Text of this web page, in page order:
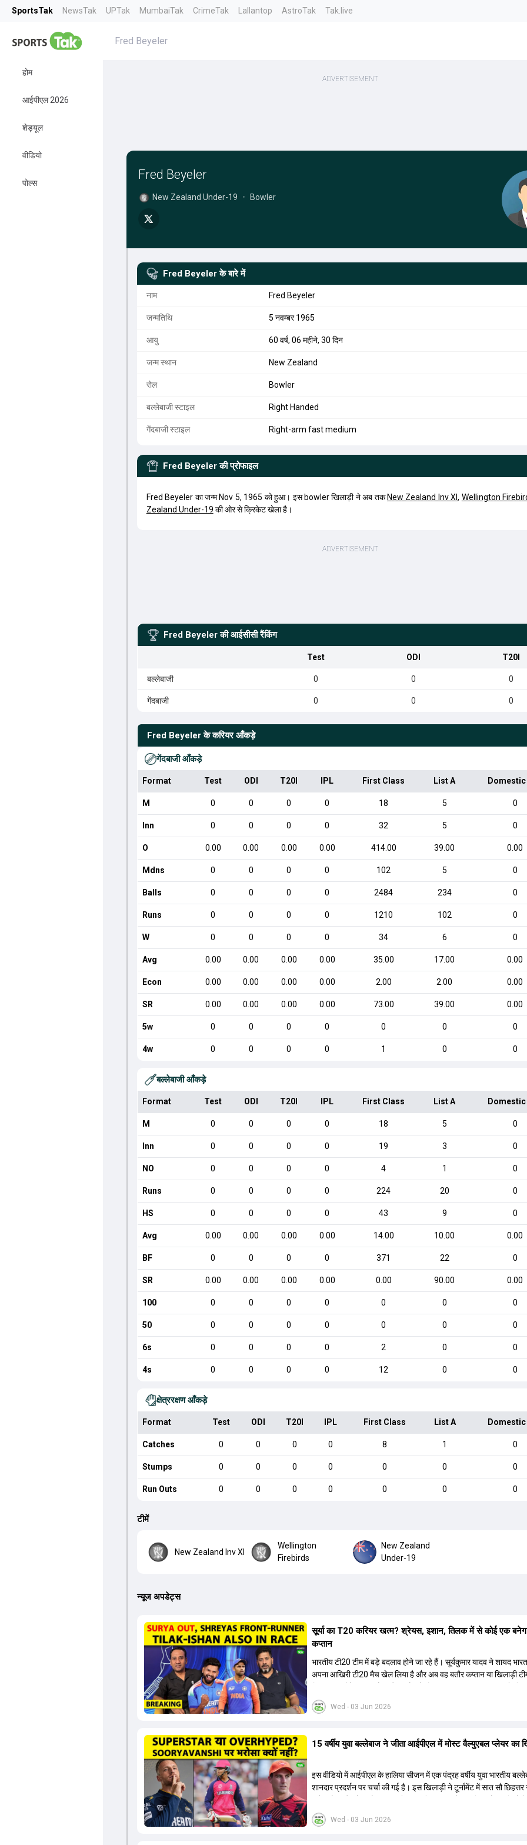
SportsTak NewsTak UPTak MumbaiTak CrimeTak Lallantop AstroTak Tak.live
होम
आईपीएल 2026
शेड्यूल
वीडियो
पोल्स
Fred Beyeler
Fred Beyeler
New Zealand Under-19 • Bowler
Fred Beyeler के बारे में
नाम Fred Beyeler
जन्मतिथि 5 नवम्बर 1965
आयु 60 वर्ष, 06 महीने, 30 दिन
जन्म स्थान New Zealand
रोल Bowler
बल्लेबाजी स्टाइल Right Handed
गेंदबाजी स्टाइल Right-arm fast medium
Fred Beyeler की प्रोफाइल
Fred Beyeler का जन्म Nov 5, 1965 को हुआ। इस bowler खिलाड़ी ने अब तक New Zealand Inv XI, Wellington
Zealand Under-19 की ओर से क्रिकेट खेला है।
Fred Beyeler की आईसीसी रैंकिंग
Test ODI T20I
बल्लेबाजी 0 0 0
गेंदबाजी 0 0 0
Fred Beyeler के करियर आँकड़े
गेंदबाजी आँकड़े
Format Test ODI T20I IPL First Class List A
M 0 0 0 0 18 5 0
Inn 0 0 0 0 32 5 0
O 0.00 0.00 0.00 0.00 414.00 39.00 0.00
Mdns 0 0 0 0 102 5 0
Balls 0 0 0 0 2484 234 0
Runs 0 0 0 0 1210 102 0
W 0 0 0 0 34 6 0
Avg 0.00 0.00 0.00 0.00 35.00 17.00 0.00
Econ 0.00 0.00 0.00 0.00 2.00 2.00 0.00
SR 0.00 0.00 0.00 0.00 73.00 39.00 0.00
5w 0 0 0 0 0 0 0
4w 0 0 0 0 1 0 0
बल्लेबाजी आँकड़े
Format Test ODI T20I IPL First Class List A
M 0 0 0 0 18 5 0
Inn 0 0 0 0 19 3 0
NO 0 0 0 0 4 1 0
Runs 0 0 0 0 224 20 0
HS 0 0 0 0 43 9 0
Avg 0.00 0.00 0.00 0.00 14.00 10.00 0.00
BF 0 0 0 0 371 22 0
SR 0.00 0.00 0.00 0.00 0.00 90.00 0.00
100 0 0 0 0 0 0 0
50 0 0 0 0 0 0 0
6s 0 0 0 0 2 0 0
4s 0 0 0 0 12 0 0
क्षेत्ररक्षण आँकड़े
Format Test ODI T20I IPL First Class List A
Catches 0 0 0 0 8 1 0
Stumps 0 0 0 0 0 0 0
Run Outs 0 0 0 0 0 0 0
टीमें
New Zealand Inv XI
Wellington
Firebirds
New Zealand
Under-19
न्यूज अपडेट्स
Wed - 03 Jun 2026
सूर्या का T20 करियर खत्म? श्रेयस, इशान, तिलक में से कोई एक
कप्तान
भारतीय टी20 टीम में बड़े बदलाव होने जा रहे हैं। सूर्यकुमार यादव ने शायद
अपना आखिरी टी20 मैच खेल लिया है और अब वह बतौर कप्तान या खिलाड़ी
की तलाश जारी है। इस रेस में श्रेयस अय्यर सबसे आगे चल रहे हैं। उनके
किशन और तिलक वर्मा भी कप्तानी के दावेदार हैं। अक्षर पटेल इस रेस में काफी
और संजू सैमसन पहली पसंद होंगे। इसके अलावा नीतीश रेड्डी को बतौर
आगामी टी20 वर्ल्ड कप और 2028 ओलंपिक के लिए लंबी अवधि का विजन
हैं।
Wed - 03 Jun 2026
15 वर्षीय युवा बल्लेबाज ने जीता आईपीएल में मोस्ट वैल्युएबल प्लेयर का
इस वीडियो में आईपीएल के हालिया सीजन में एक पंद्रह वर्षीय युवा भारतीय
शानदार प्रदर्शन पर चर्चा की गई है। इस खिलाड़ी ने टूर्नामेंट में सात सौ
गया है कि ऑस्ट्रेलियाई टीम के वर्तमान कप्तान और इंग्लैंड टीम के पूर्व कप्तान
खिलाड़ी के खेल की सराहना की है। ऑस्ट्रेलियाई कप्तान के अनुसार, शुरुआत